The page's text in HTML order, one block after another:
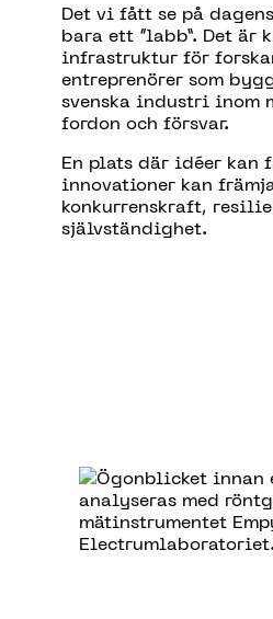
Det vi fått se på
bara ett “labb”. Det är
infrastruktur för
entreprenörer som
svenska industri inom
fordon och försvar.
En plats där idéer kan
innovationer kan
konkurrenskraft,
självständighet.